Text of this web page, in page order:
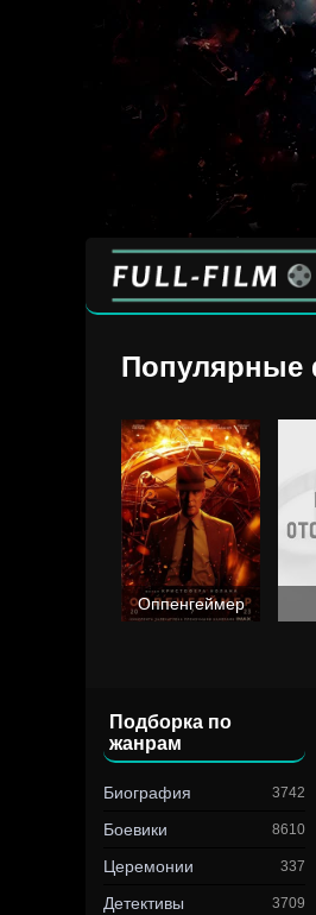
Оппенгеймер
Подборка по
жанрам
Биография 3742
Боевики 8610
Церемонии 337
Детективы 3709